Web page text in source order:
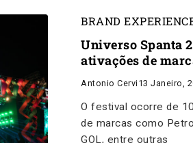
BRAND
Universo Spanta
ativações de
Antonio Cervi 13 Janeiro,
O festival ocorre de
de marcas como
GOL, entre outras